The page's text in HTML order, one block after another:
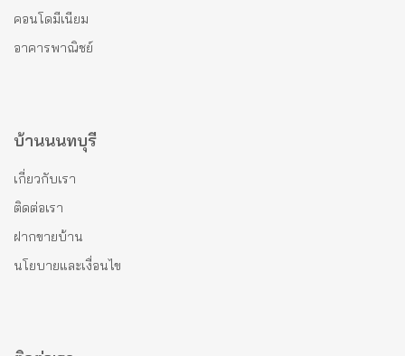
คอนโดมีเนียม
อาคารพาณิชย์
บ้านนนทบุรี
เกี่ยวกับเรา
ติดต่อเรา
ฝากขายบ้าน
นโยบายและเงื่อนไข